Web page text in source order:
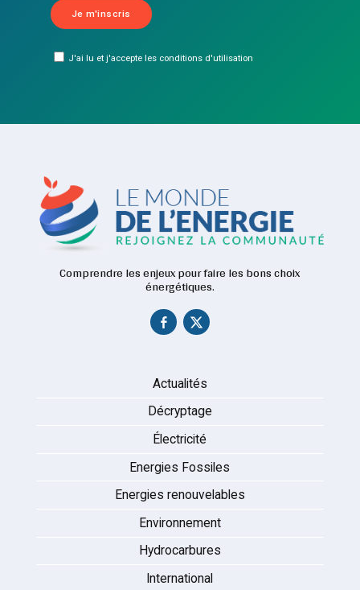
J'ai lu et j'accepte les conditions d'utilisation
Comprendre les enjeux pour faire les bons choix
énergétiques.
Actualités
Décryptage
Électricité
Energies Fossiles
Energies renouvelables
Environnement
Hydrocarbures
International